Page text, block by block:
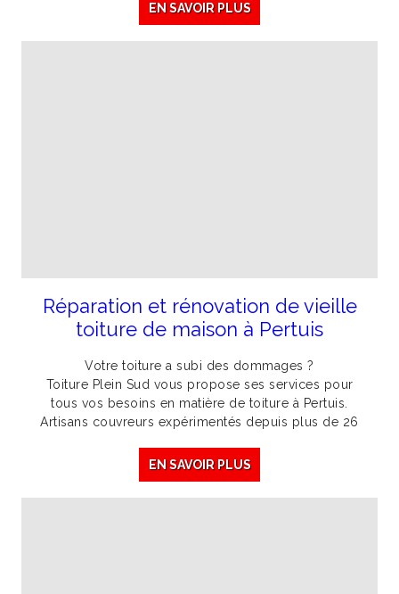
EN SAVOIR PLUS
Réparation et rénovation de vieille
toiture de maison à Pertuis
Votre toiture a subi des dommages ?
Toiture Plein Sud vous propose ses services pour
tous vos besoins en matière de toiture à Pertuis.
Artisans couvreurs expérimentés depuis plus de 26
EN SAVOIR PLUS